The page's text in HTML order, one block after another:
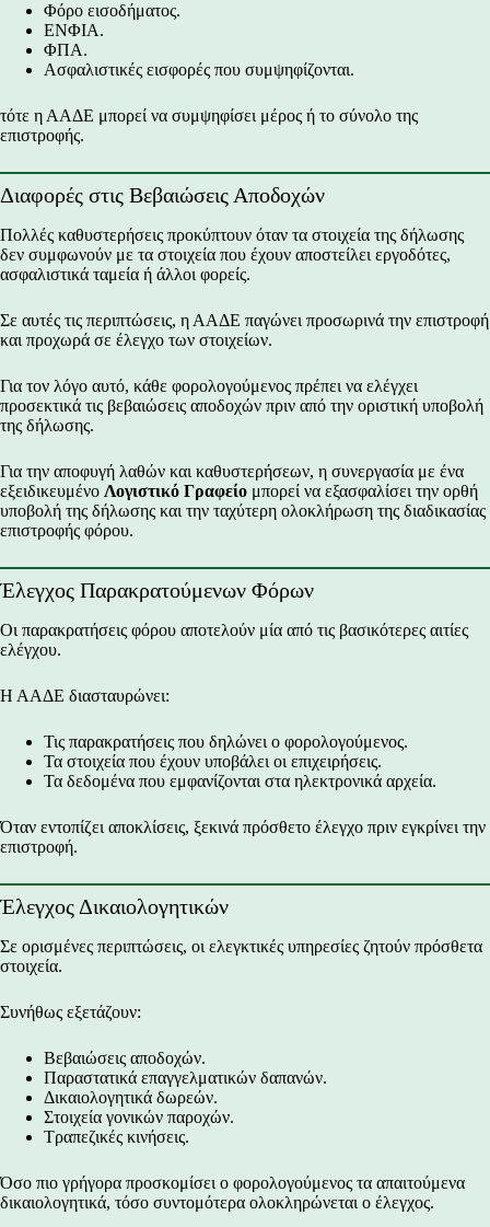
Φόρο εισοδήματος.
ΕΝΦΙΑ.
ΦΠΑ.
Ασφαλιστικές εισφορές που συμψηφίζονται.
τότε η ΑΑΔΕ μπορεί να συμψηφίσει μέρος ή το σύνολο της
επιστροφής.
Διαφορές στις Βεβαιώσεις Αποδοχών
Πολλές καθυστερήσεις προκύπτουν όταν τα στοιχεία της δήλωσης
δεν συμφωνούν με τα στοιχεία που έχουν αποστείλει εργοδότες,
ασφαλιστικά ταμεία ή άλλοι φορείς.
Σε αυτές τις περιπτώσεις, η ΑΑΔΕ παγώνει προσωρινά την επιστροφή
και προχωρά σε έλεγχο των στοιχείων.
Για τον λόγο αυτό, κάθε φορολογούμενος πρέπει να ελέγχει
προσεκτικά τις βεβαιώσεις αποδοχών πριν από την οριστική υποβολή
της δήλωσης.
Για την αποφυγή λαθών και καθυστερήσεων, η συνεργασία με ένα
εξειδικευμένο Λογιστικό Γραφείο μπορεί να εξασφαλίσει την ορθή
υποβολή της δήλωσης και την ταχύτερη ολοκλήρωση της διαδικασίας
επιστροφής φόρου.
Έλεγχος Παρακρατούμενων Φόρων
Οι παρακρατήσεις φόρου αποτελούν μία από τις βασικότερες αιτίες
ελέγχου.
Η ΑΑΔΕ διασταυρώνει:
Τις παρακρατήσεις που δηλώνει ο φορολογούμενος.
Τα στοιχεία που έχουν υποβάλει οι επιχειρήσεις.
Τα δεδομένα που εμφανίζονται στα ηλεκτρονικά αρχεία.
Όταν εντοπίζει αποκλίσεις, ξεκινά πρόσθετο έλεγχο πριν εγκρίνει την
επιστροφή.
Έλεγχος Δικαιολογητικών
Σε ορισμένες περιπτώσεις, οι ελεγκτικές υπηρεσίες ζητούν πρόσθετα
στοιχεία.
Συνήθως εξετάζουν:
Βεβαιώσεις αποδοχών.
Παραστατικά επαγγελματικών δαπανών.
Δικαιολογητικά δωρεών.
Στοιχεία γονικών παροχών.
Τραπεζικές κινήσεις.
Όσο πιο γρήγορα προσκομίσει ο φορολογούμενος τα απαιτούμενα
δικαιολογητικά, τόσο συντομότερα ολοκληρώνεται ο έλεγχος.